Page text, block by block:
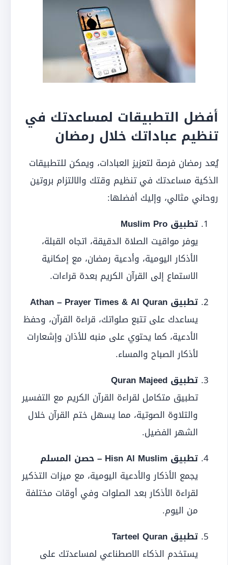
أفضل التطبيقات لمساعدتك في
تنظيم عباداتك خلال رمضان
يُعد رمضان فرصة لتعزيز العبادات، ويمكن للتطبيقات
الذكية مساعدتك في تنظيم وقتك والالتزام بروتين
روحاني مثالي، وإليك أفضلها:
تطبيق Muslim Pro
يوفر مواقيت الصلاة الدقيقة، اتجاه القبلة،
الأذكار اليومية، وأدعية رمضان، مع إمكانية
الاستماع إلى القرآن الكريم بعدة قراءات.
تطبيق Athan – Prayer Times & Al Quran
يساعدك على تتبع صلواتك، قراءة القرآن، وحفظ
الأدعية، كما يحتوي على منبه للأذان وإشعارات
لأذكار الصباح والمساء.
تطبيق Quran Majeed
تطبيق متكامل لقراءة القرآن الكريم مع التفسير
والتلاوة الصوتية، مما يسهل ختم القرآن خلال
الشهر الفضيل.
تطبيق Hisn Al Muslim – حصن المسلم
يجمع الأذكار والأدعية اليومية، مع ميزات التذكير
لقراءة الأذكار بعد الصلوات وفي أوقات مختلفة
من اليوم.
تطبيق Tarteel Quran
يستخدم الذكاء الاصطناعي لمساعدتك على